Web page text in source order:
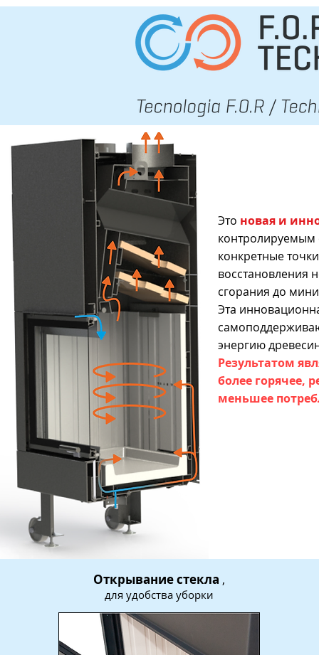
Это новая и
контролируемым
конкретные
восстановления
сгорания до
Эта
энергию
Результатом
более горячее,
меньшее
Открывание стекла ,
для удобства уборки